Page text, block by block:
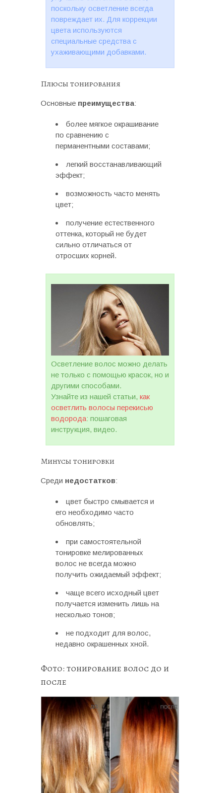
поскольку осветление всегда
повреждает их. Для коррекции
цвета используются
специальные средства с
ухаживающими добавками.
Плюсы тонирования
Основные преимущества:
более мягкое окрашивание
по сравнению с
перманентными составами;
легкий восстанавливающий
эффект;
возможность часто менять
цвет;
получение естественного
оттенка, который не будет
сильно отличаться от
отросших корней.
Осветление волос можно делать
не только с помощью красок, но и
другими способами.
Узнайте из нашей статьи, как
осветлить волосы перекисью
водорода: пошаговая
инструкция, видео.
Минусы тонировки
Среди недостатков:
цвет быстро смывается и
его необходимо часто
обновлять;
при самостоятельной
тонировке мелированных
волос не всегда можно
получить ожидаемый эффект;
чаще всего исходный цвет
получается изменить лишь на
несколько тонов;
не подходит для волос,
недавно окрашенных хной.
Фото: тонирование волос до и
после